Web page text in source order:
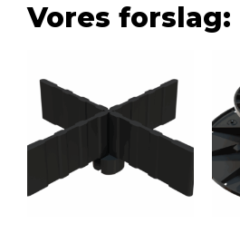
Vores forslag: